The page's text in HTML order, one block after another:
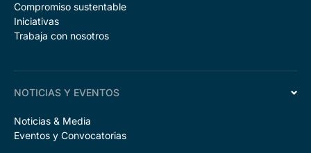
Compromiso sustentable
Iniciativas
Trabaja con nosotros
NOTICIAS Y EVENTOS
Noticias & Media
Eventos y Convocatorias